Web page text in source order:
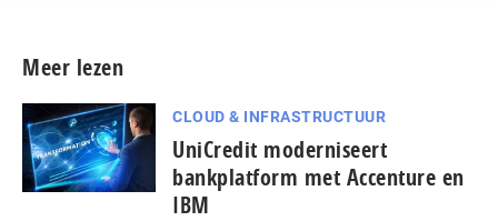
Meer lezen
CLOUD & INFRASTRUCTUUR
UniCredit moderniseert
bankplatform met Accenture en
IBM